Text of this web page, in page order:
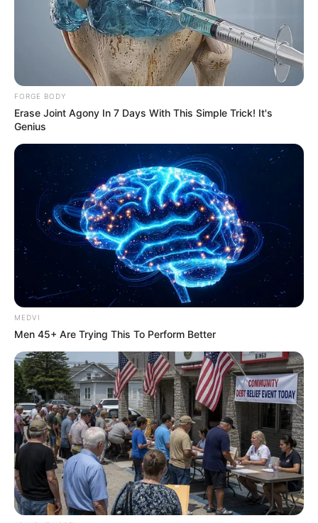
Iconic '90s Entertainment Couples We'll Never Forget
BRAINBERRIES
Did They Lie To Us In This Movie?
BRAINBERRIES
It's Not Your Typical Family: Each Member Has This
Unique Trait!
BRAINBERRIES
FORGE BODY
Erase Joint Agony In 7 Days With This Simple Trick! It's
Genius
MEDVI
Men 45+ Are Trying This To Perform Better